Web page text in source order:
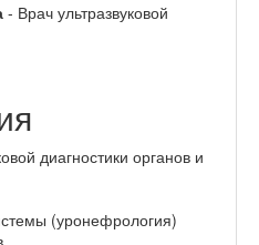
- Врач ультразвуковой
диагностики органов и
(уронефрология)